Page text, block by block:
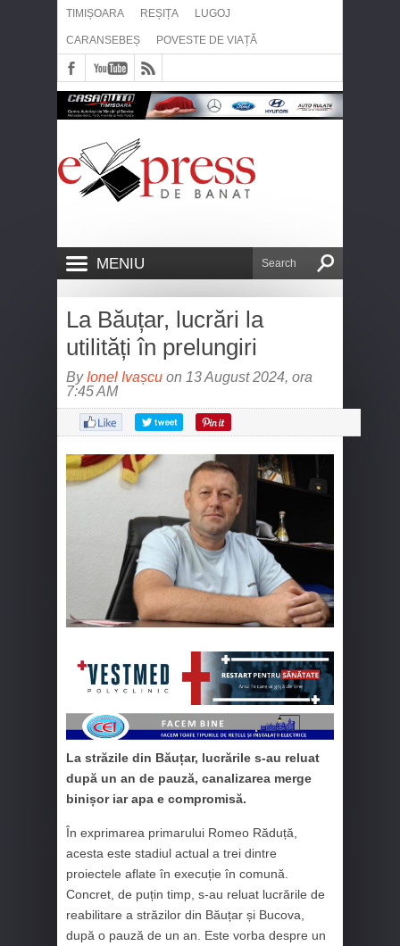
TIMIȘOARA REȘIȚA LUGOJ
CARANSEBEȘ POVESTE DE VIAȚĂ
MENIU
La Băuțar, lucrări la
utilități în prelungiri
By Ionel Ivașcu on 13 August 2024, ora
7:45 AM
La străzile din Băuțar, lucrările s-au reluat
după un an de pauză, canalizarea merge
binișor iar apa e compromisă.
În exprimarea primarului Romeo Răduță,
acesta este stadiul actual a trei dintre
proiectele aflate în execuție în comună.
Concret, de puțin timp, s-au reluat lucrările de
reabilitare a străzilor din Băuțar și Bucova,
după o pauză de un an. Este vorba despre un